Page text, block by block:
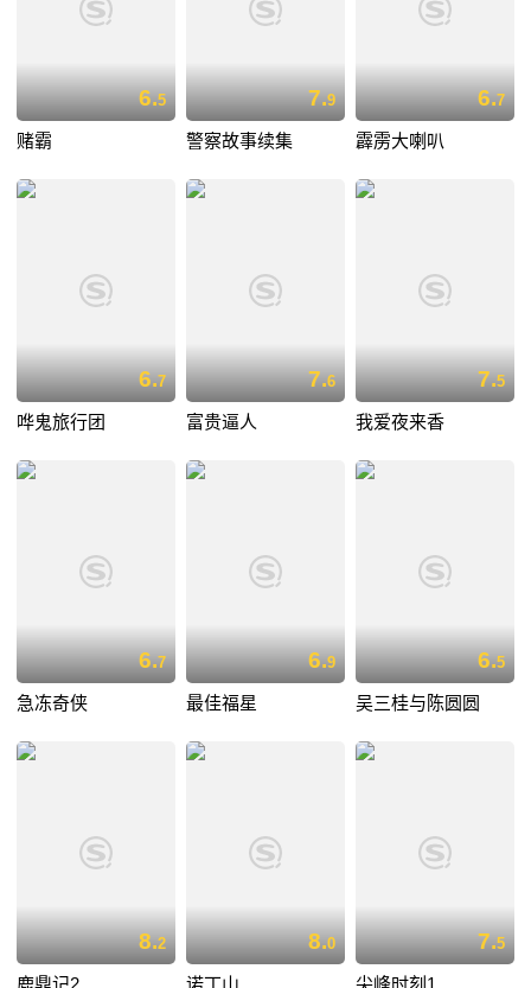
6.5
赌霸
7.9
警察故事续集
6.7
霹雳大喇叭
6.7
哗鬼旅行团
7.6
富贵逼人
7.5
我爱夜来香
6.7
急冻奇侠
6.9
最佳福星
6.5
吴三桂与陈圆圆
8.2 8.0 7.5